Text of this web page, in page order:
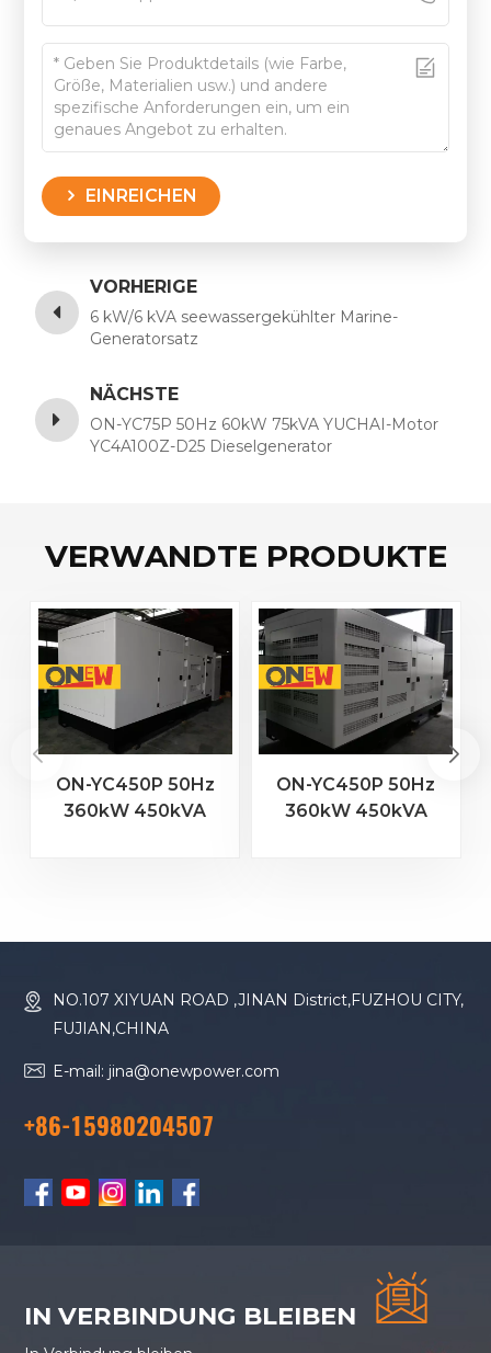
EINREICHEN
VORHERIGE
6 kW/6 kVA seewassergekühlter Marine-
Generatorsatz
NÄCHSTE
ON-YC75P 50Hz 60kW 75kVA YUCHAI-Motor
YC4A100Z-D25 Dieselgenerator
VERWANDTE PRODUKTE
ON-YC450P 50Hz
360kW 450kVA
ON-YC450P 50Hz
360kW 450kVA
NO.107 XIYUAN ROAD ,JINAN District,FUZHOU CITY,
FUJIAN,CHINA
E-mail: jina@onewpower.com
+86-15980204507
IN VERBINDUNG BLEIBEN